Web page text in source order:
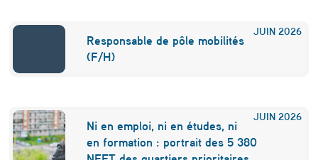
JUIN 2026
Responsable de pôle mobilités
(F/H)
JUIN 2026
Ni en emploi, ni en études, ni
en formation : portrait des 5 380